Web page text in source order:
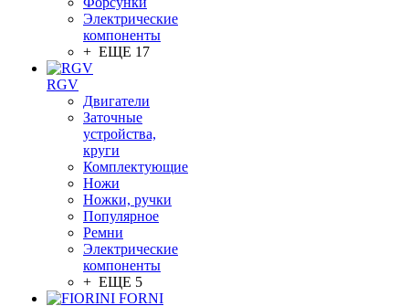
Электрические
компоненты
+ ЕЩЕ 17
RGV
Двигатели
Заточные
устройства,
круги
Комплектующие
Ножи
Ножки, ручки
Популярное
Ремни
Электрические
компоненты
+ ЕЩЕ 5